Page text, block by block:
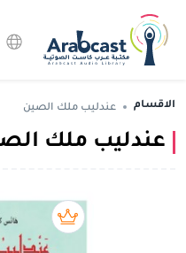
الرئيسية
مكتبة عرب كاست
الاقسام عندليب ملك الصين
عندليب ملك
بريميوم book